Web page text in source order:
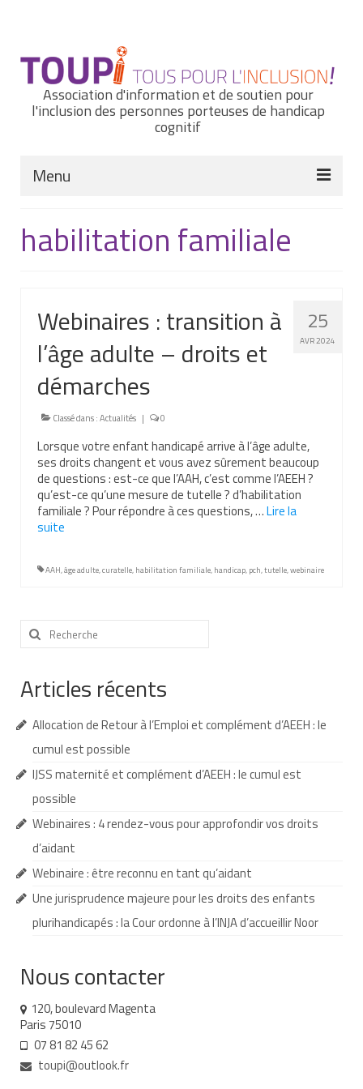
Association d'information et de soutien pour
l'inclusion des personnes porteuses de handicap
cognitif
Menu
Nous connaître
Nos missions et nos valeurs
Notre équipe
Nous contacter
Nos partenaires
Nos livres
Nos livres adaptés
Soins bucco-dentaires
Dossier MDPH
Projet de vie
Demande d’allocations
Taux de handicap et carte d’invalidité
Demande d’orientation
Demande d’AVS
Autres aides financières
Aides destinées aux fonctionnaires
Aides pour les salariés du privé
Aide aux démarches relatives à la
scolarisation
Scolarisation : conseils pour obtenir une
habilitation familiale
25
AVR 2024
Webinaires : transition à
l’âge adulte – droits et
démarches
Classé dans :Actualités | 0
Lorsque votre enfant handicapé arrive à l’âge adulte,
ses droits changent et vous avez sûrement beaucoup
de questions : est-ce que l’AAH, c’est comme l’AEEH ?
qu’est-ce qu’une mesure de tutelle ? d’habilitation
familiale ? Pour répondre à ces questions, …Lire la
suite­­
AAH,âge adulte,curatelle, habilitation familiale, handicap, pch,tutelle,webinaire
Rechercher
:
Articles récents
Allocation de Retour à l’Emploi et complément d’AEEH : le
cumul est possible
IJSS maternité et complément d’AEEH : le cumul est
possible
Webinaires : 4 rendez-vous pour approfondir vos droits
d’aidant
Webinaire : être reconnu en tant qu’aidant
Une jurisprudence majeure pour les droits des enfants
plurihandicapés : la Cour ordonne à l’INJA d’accueillir Noor
Nous contacter
120, boulevard Magenta
Paris 75010
07 81 82 45 62
toupi@outlook.fr